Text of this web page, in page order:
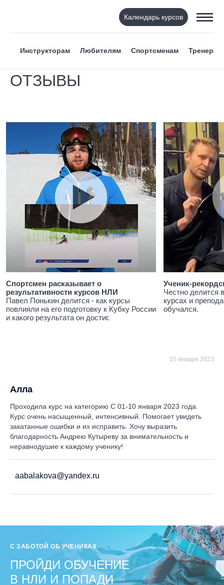
Календарь курсов
Инструкторам Любителям Спортсменам Тренерам
ОТЗЫВЫ
Спортсмен расказывает о
результативности курсов НЛИ
Павел Понькин делится - как курсы
повлияли на его подготовку к Кубку России
и какого результата он достиг.
Ученик-
Честно делится
курсах и
обучался.
15 января 2023
Алла
Проходила курс на категорию С 01-10 января 2023 года.
Курс очень насыщенный, интенсивный. Помогает увидеть
закатанные ошибки и их исправить. Хочу выразить
благодарность Андрею Кутыреву за внимательность и
неравнодушие к каждому ученику!
aabalakova@yandex.ru
С ЗАБОТОЙ ОБ УЧЕНИКАХ
ПРОЙДИ ОБУЧЕНИЕ
В НЛИ И ПОПАДИ